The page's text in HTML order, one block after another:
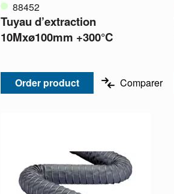
88452
Tuyau d’extraction
10Mxø100mm +300°C
Order product Comparer